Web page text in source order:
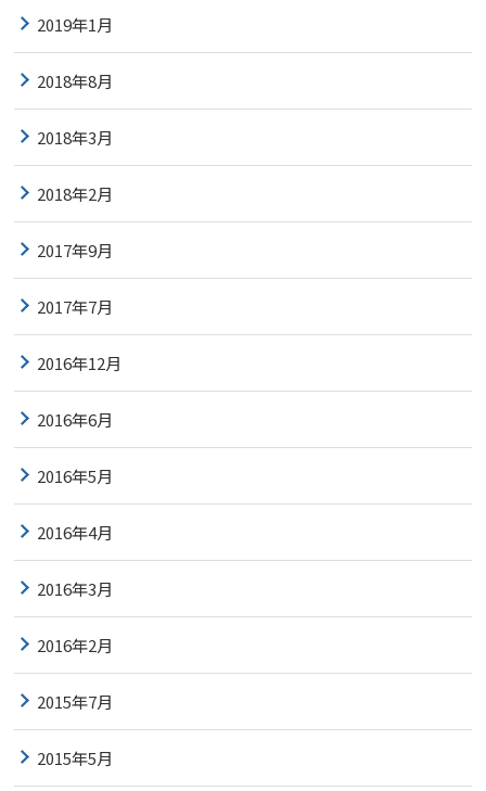
2019年1月
2018年8月
2018年3月
2018年2月
2017年9月
2017年7月
2016年12月
2016年6月
2016年5月
2016年4月
2016年3月
2016年2月
2015年7月
2015年5月